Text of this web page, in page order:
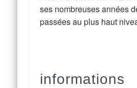
ses nombreuses années
passées au plus haut
informations